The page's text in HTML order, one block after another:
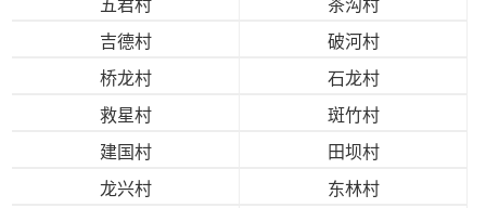
五君村
茶沟村
吉德村
破河村
桥龙村
石龙村
救星村
斑竹村
建国村
田坝村
龙兴村
东林村